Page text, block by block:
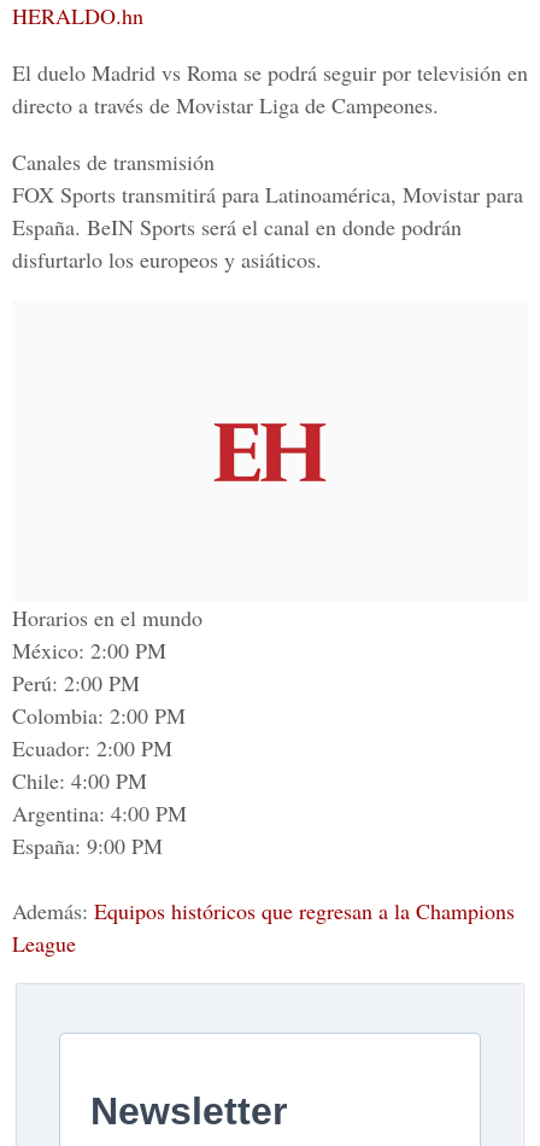
HERALDO.hn
El duelo Madrid vs Roma se podrá seguir por televisión en
directo a través de Movistar Liga de Campeones.
Canales de transmisión
FOX Sports transmitirá para Latinoamérica, Movistar para
España. BeIN Sports será el canal en donde podrán
disfurtarlo los europeos y asiáticos.
Horarios en el mundo
México: 2:00 PM
Perú: 2:00 PM
Colombia: 2:00 PM
Ecuador: 2:00 PM
Chile: 4:00 PM
Argentina: 4:00 PM
España: 9:00 PM
Además: Equipos históricos que regresan a la Champions
League